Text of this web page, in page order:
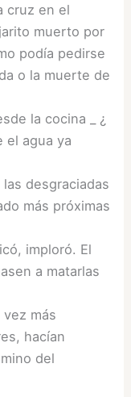
cruz en el
muerto por
podía pedirse
o la muerte de
la cocina _ ¿
el agua ya
desgraciadas
más próximas
imploró. El
a matarlas
más
hacían
del